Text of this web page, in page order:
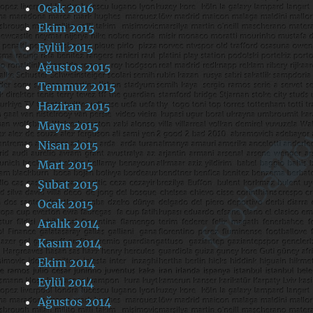
Ocak 2016
Ekim 2015
Eylül 2015
Ağustos 2015
Temmuz 2015
Haziran 2015
Mayıs 2015
Nisan 2015
Mart 2015
Şubat 2015
Ocak 2015
Aralık 2014
Kasım 2014
Ekim 2014
Eylül 2014
Ağustos 2014